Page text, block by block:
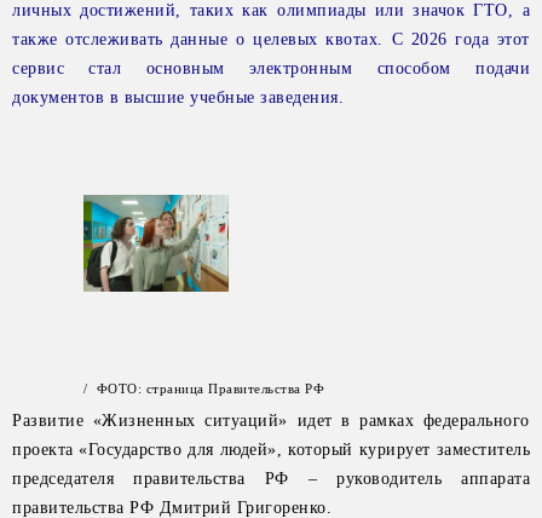
личных достижений, таких как олимпиады или значок ГТО, а
также отслеживать данные о целевых квотах. С 2026 года этот
сервис стал основным электронным способом подачи
документов в высшие учебные заведения.
/ ФОТО: страница Правительства РФ
Развитие «Жизненных ситуаций» идет в рамках федерального
проекта «Государство для людей», который курирует заместитель
председателя правительства РФ – руководитель аппарата
правительства РФ Дмитрий Григоренко.